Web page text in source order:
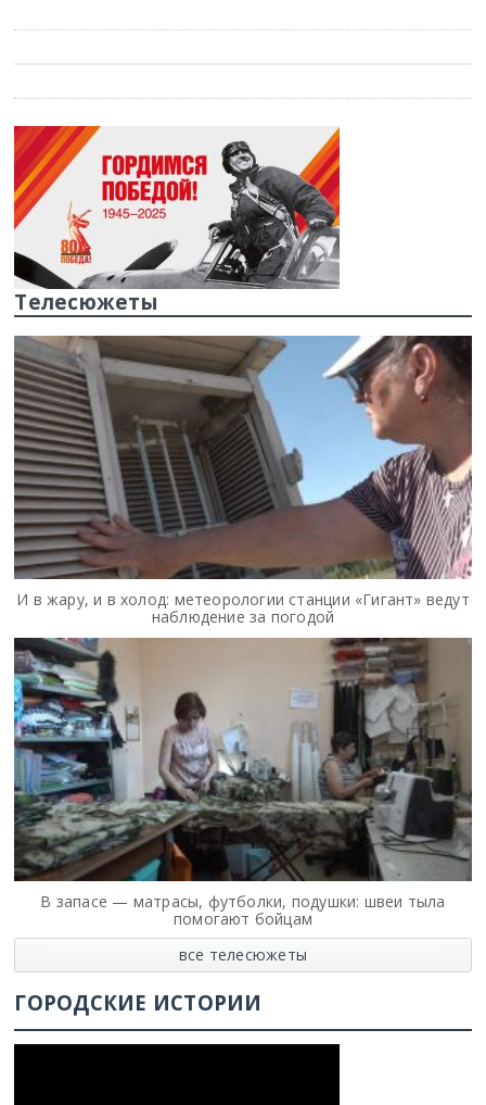
Телесюжеты
И в жару, и в холод: метеорологии станции «Гигант» ведут
наблюдение за погодой
В запасе — матрасы, футболки, подушки: швеи тыла
помогают бойцам
все телесюжеты
ГОРОДСКИЕ ИСТОРИИ